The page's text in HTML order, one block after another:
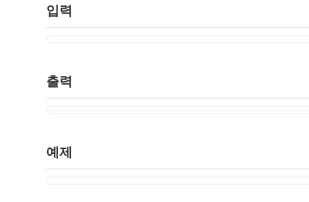
입력
출력
예제